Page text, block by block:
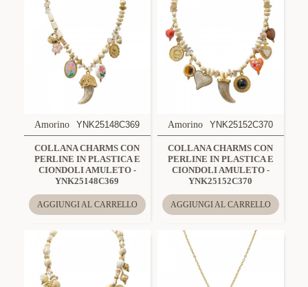
Amorino YNK25148C369
COLLANA CHARMS CON
PERLINE IN PLASTICA E
CIONDOLI AMULETO -
YNK25148C369
AGGIUNGI AL CARRELLO
Amorino YNK25152C370
COLLANA CHARMS CON
PERLINE IN PLASTICA E
CIONDOLI AMULETO -
YNK25152C370
AGGIUNGI AL CARRELLO